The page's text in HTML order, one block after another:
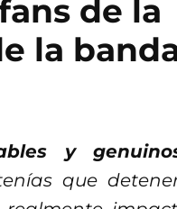
de la
la
y
que